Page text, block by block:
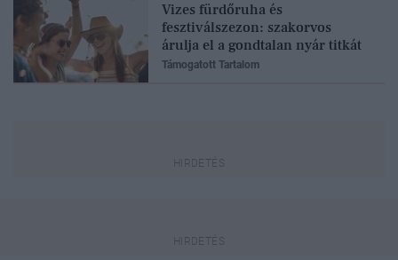
Vizes fürdőruha és
fesztiválszezon: szakorvos
árulja el a gondtalan nyár titkát
Támogatott Tartalom